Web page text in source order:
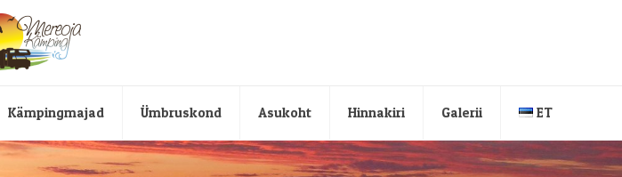
Kämpingmajad Ümbruskond Asukoht Hinnakiri Galerii ET